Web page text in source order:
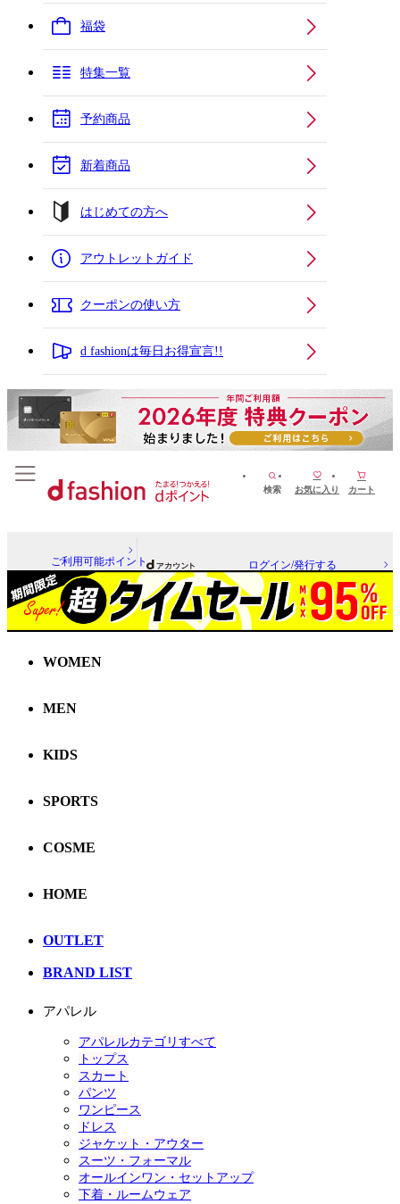
福袋
特集一覧
予約商品
新着商品
はじめての方へ
アウトレットガイド
クーポンの使い方
d fashionは毎日お得宣言!!
検索 お気に入り カート
ご利用可能ポイント ログイン/発行する
WOMEN
MEN
KIDS
SPORTS
COSME
HOME
OUTLET
BRAND LIST
アパレル
アパレルカテゴリすべて
トップス
スカート
パンツ
ワンピース
ドレス
ジャケット・アウター
スーツ・フォーマル
オールインワン・セットアップ
下着・ルームウェア